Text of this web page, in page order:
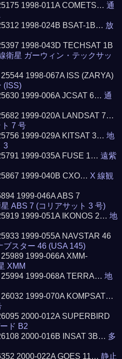
1998-011A COMETS…通
1998-024B BSAT-1B… 放
1998-043D TECHSAT 1B
衛星 ガーウィン・テックサッ
1998-067A ISS (ZARYA)
(ISS)
1999-006A JCSAT 6…通
1999-020A LANDSAT 7…
7 号
1999-029A KITSAT 3…地
3
1999-035A FUSE 1…遠紫
1999-040B CXO… X 線観
1999-046A ABS 7
ABS 7 (コリアサット 3 号)
1999-051A IKONOS 2…地
1999-055A NAVSTAR 46
ブスター 46 (USA 145)
1999-066A XMM-
XMM
25994 1999-068A TERRA…地
1999-070A KOMPSAT…
2000-012A SUPERBIRD
ド B2
2000-016B INSAT 3B… 多
2000-022A GOES 11…静止